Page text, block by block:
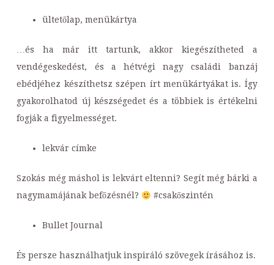
ültetőlap, menükártya
…és ha már itt tartunk, akkor kiegészítheted a
vendégeskedést, és a hétvégi nagy családi banzáj
ebédjéhez készíthetsz szépen írt menükártyákat is. Így
gyakorolhatod új készségedet és a többiek is értékelni
fogják a figyelmességet.
lekvár címke
Szokás még máshol is lekvárt eltenni? Segít még bárki a
nagymamájának befőzésnél?
#csakőszintén
Bullet Journal
És persze használhatjuk inspiráló szövegek írásához is.